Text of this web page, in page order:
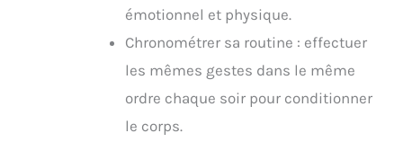
émotionnel et physique.
Chronométrer sa routine : effectuer
les mêmes gestes dans le même
ordre chaque soir pour conditionner
le corps.